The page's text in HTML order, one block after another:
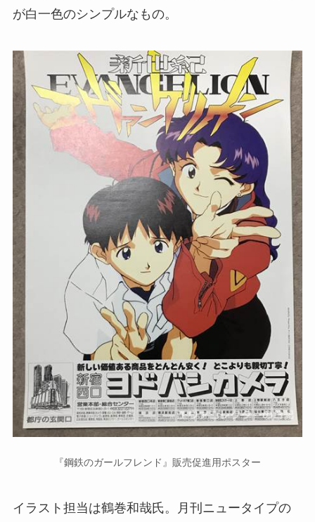
が白一色のシンプルなもの。
『鋼鉄のガールフレンド』販売促進用ポスター
イラスト担当は鶴巻和哉氏。月刊ニュータイプの